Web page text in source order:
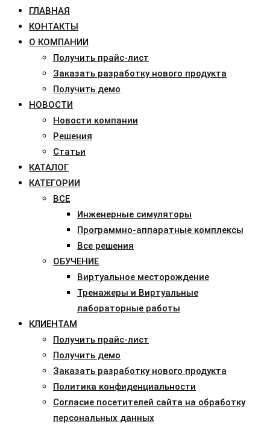
ГЛАВНАЯ
КОНТАКТЫ
О КОМПАНИИ
Получить прайс-лист
Заказать разработку нового продукта
Получить демо
НОВОСТИ
Новости компании
Решения
Статьи
КАТАЛОГ
КАТЕГОРИИ
ВСЕ
Инженерные симуляторы
Программно-аппаратные комплексы
Все решения
ОБУЧЕНИЕ
Виртуальное месторождение
Тренажеры и Виртуальные
лабораторные работы
КЛИЕНТАМ
Получить прайс-лист
Получить демо
Заказать разработку нового продукта
Политика конфиденциальности
Согласие посетителей сайта на обработку
персональных данных